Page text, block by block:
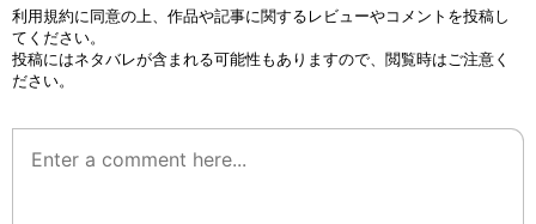
利用規約に同意の上、作品や記事に関するレビューやコメントを投稿し
てください。
投稿にはネタバレが含まれる可能性もありますので、閲覧時はご注意く
ださい。